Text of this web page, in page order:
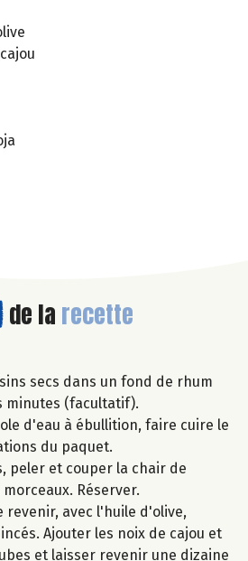
de la recette
secs dans un fond de rhum
minutes (facultatif).
d'eau à ébullition, faire cuire le
du paquet.
peler et couper la chair de
Réserver.
revenir, avec l'huile d'olive,
Ajouter les noix de cajou et
et laisser revenir une dizaine